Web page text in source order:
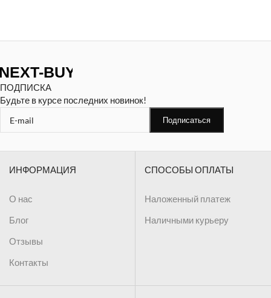
ПОДПИСКА
Будьте в курсе последних новинок!
ИНФОРМАЦИЯ
О нас
Блог
Отзывы
Контакты
СПОСОБЫ ОПЛАТЫ
Наложенный платеж
Наличными курьеру